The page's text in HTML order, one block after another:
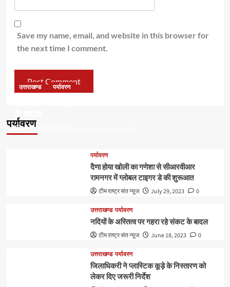
Save my name, email, and website in this browser for
the next time I comment.
पर्यावरण
उत्तराखण्ड पर्यावरण
के आदेश
टीम राष्ट्र संत न्यूज
पर्यावरण
दैणा होया खोली का गणेशा से सीआरवीआर
रामनगर में ग्लोबल टाइगर डे की शुरूआत
टीम राष्ट्र संत न्यूज July 29, 2023 0
उत्तराखण्ड पर्यावरण
नदियों के अस्तित्व पर गहरा रहे संकट के बादल
टीम राष्ट्र संत न्यूज June 18, 2023 0
उत्तराखण्ड पर्यावरण
जिलाधिकरी ने प्लास्टिक कूड़े के निस्तारण को
लेकर दिए जरूरी निर्देश